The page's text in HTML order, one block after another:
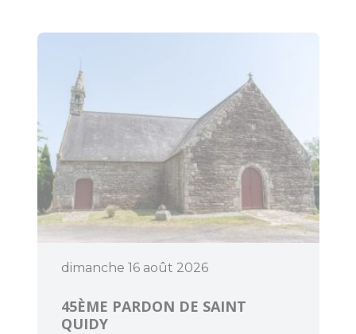
Art et culture
dimanche 16 août 2026
45ÈME PARDON DE SAINT
QUIDY